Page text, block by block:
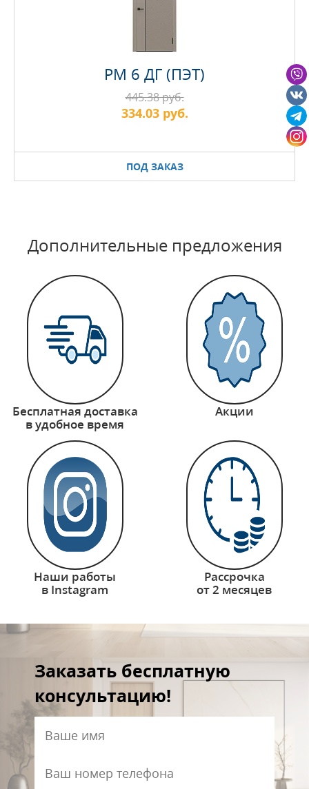
PM 6 ДГ (ПЭТ)
ПОД ЗАКАЗ
445.38 руб.
334.03 руб.
Дополнительные предложения
Бесплатная доставка
в удобное время
Акции
Наши работы
в Instagram
Рассрочка
от 2 месяцев
Заказать бесплатную
консультацию!